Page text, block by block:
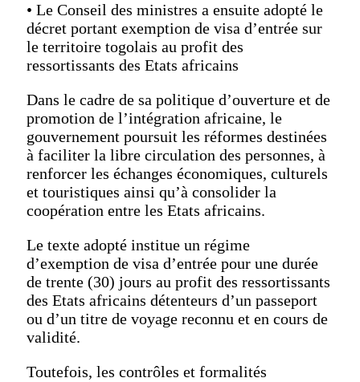
• Le Conseil des ministres a ensuite adopté le
décret portant exemption de visa d’entrée sur
le territoire togolais au profit des
ressortissants des Etats africains
Dans le cadre de sa politique d’ouverture et de
promotion de l’intégration africaine, le
gouvernement poursuit les réformes destinées
à faciliter la libre circulation des personnes, à
renforcer les échanges économiques, culturels
et touristiques ainsi qu’à consolider la
coopération entre les Etats africains.
Le texte adopté institue un régime
d’exemption de visa d’entrée pour une durée
de trente (30) jours au profit des ressortissants
des Etats africains détenteurs d’un passeport
ou d’un titre de voyage reconnu et en cours de
validité.
Toutefois, les contrôles et formalités